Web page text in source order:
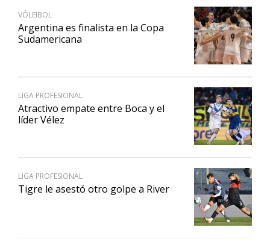
VÓLEIBOL
Argentina es finalista en la Copa
Sudamericana
LIGA PROFESIONAL
Atractivo empate entre Boca y el
líder Vélez
LIGA PROFESIONAL
Tigre le asestó otro golpe a River